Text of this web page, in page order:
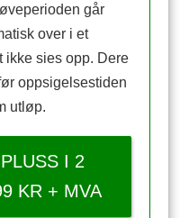
går
over i et
ikke sies opp. Dere
oppsigelsestiden
utløp.
I 2
KR + MVA